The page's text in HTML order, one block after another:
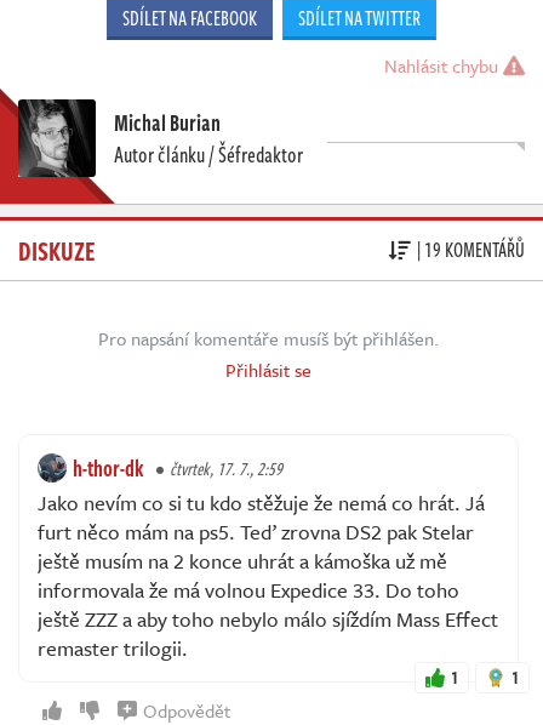
SDÍLET NA FACEBOOK SDÍLET NA TWITTER
Nahlásit chybu
Michal Burian
Autor článku / Šéfredaktor
DISKUZE | 19 KOMENTÁŘŮ
Pro napsání komentáře musíš být přihlášen.
Přihlásit se
h-thor-dk čtvrtek, 17. 7., 2:59
Jako nevím co si tu kdo stěžuje že nemá co hrát. Já
furt něco mám na ps5. Teď zrovna DS2 pak Stelar
ještě musím na 2 konce uhrát a kámoška už mě
informovala že má volnou Expedice 33. Do toho
ještě ZZZ a aby toho nebylo málo sjíždím Mass Effect
remaster trilogii.
1 1
Odpovědět